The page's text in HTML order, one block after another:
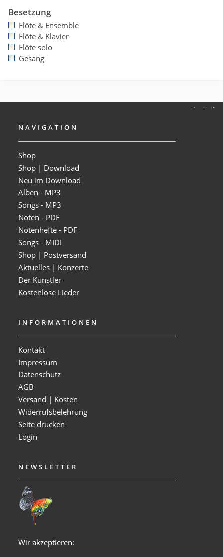
Besetzung
Flöte & Ensemble
Flöte & Klavier
Flöte solo
Gesang
NAVIGATION
Shop
Shop | Download
Neu im Download
Alben - MP3
Songs - MP3
Noten - PDF
Notenhefte - PDF
Songs - MIDI
Shop | Postversand
Aktuelles | Konzerte
Der Künstler
Kostenlose Lieder
INFORMATIONEN
Kontakt
Impressum
Datenschutz
AGB
Versand | Kosten
Widerrufsbelehrung
Seite drucken
Login
NEWSLETTER
Wir akzeptieren: